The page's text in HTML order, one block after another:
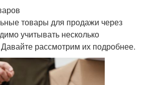
товары для продажи через
учитывать несколько
рассмотрим их подробнее.